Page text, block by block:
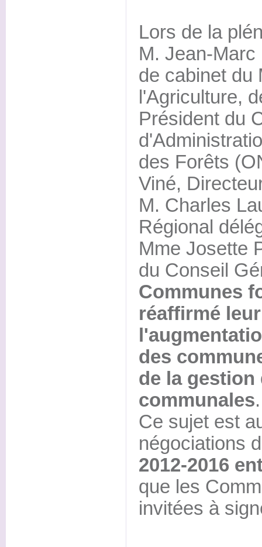
Lors de la
M. Jean-
de cabinet du
l'Agriculture,
Président du
des Forêts
Viné,
M. Charles
Régional
Mme Josette
du Conseil
Communes
réaffirmé
des
de la gestion
communales.
Ce sujet est
négociations
2012-2016
que les
invitées à